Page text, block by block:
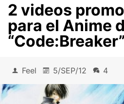
2 videos
para el Anime
“Code:Breaker”
Feel 5/SEP/12 4